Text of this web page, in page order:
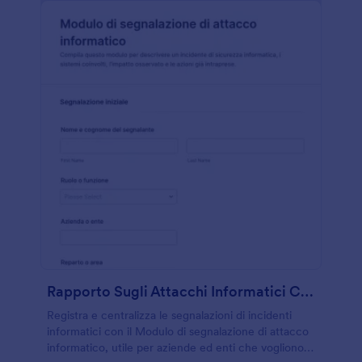
Rapporto Sugli Attacchi Informatici CrowdStrike Form
Registra e centralizza le segnalazioni di incidenti
informatici con il Modulo di segnalazione di attacco
informatico, utile per aziende ed enti che vogliono